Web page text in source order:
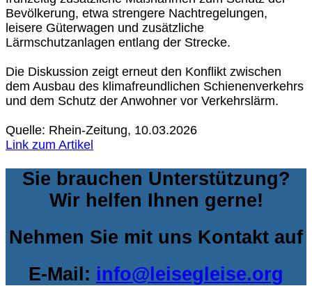
Bevölkerung, etwa strengere Nachtregelungen,
leisere Güterwagen und zusätzliche
Lärmschutzanlagen entlang der Strecke.
Die Diskussion zeigt erneut den Konflikt zwischen
dem Ausbau des klimafreundlichen Schienenverkehrs
und dem Schutz der Anwohner vor Verkehrslärm.
Quelle: Rhein-Zeitung, 10.03.2026
Link zum Artikel
Sie brauchen Unterstützung?
Wir helfen Ihnen gerne!
Nehmen Sie mit uns Kontakt auf
E-Mail: info@leisegleise.org